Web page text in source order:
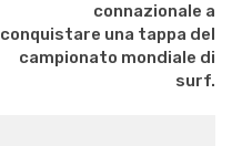
connazionale a
conquistare una tappa del
campionato mondiale di
surf.